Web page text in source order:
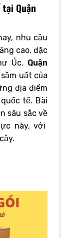
Quận
nhu cầu
cao, đặc
Úc. Quận
uất của
địa điểm
tế. Bài
sâu sắc về
này, với